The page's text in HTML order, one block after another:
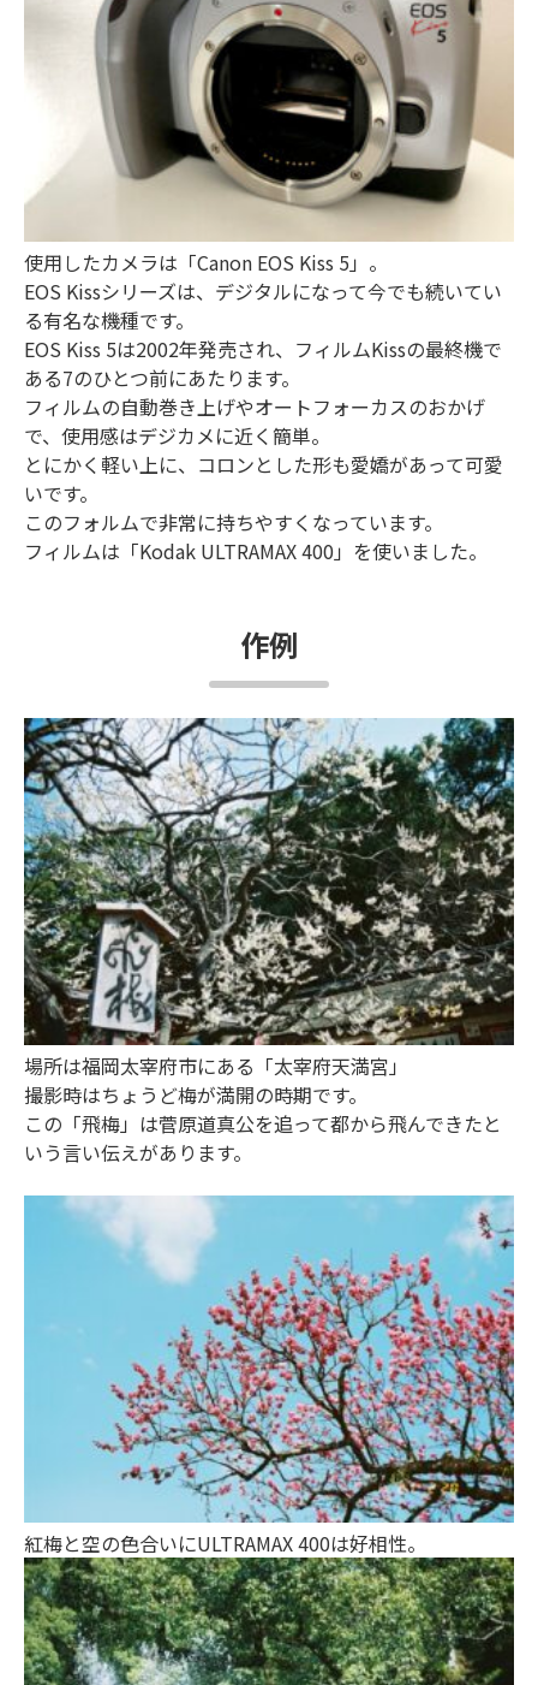
使用したカメラは「Canon EOS Kiss 5」。
EOS Kissシリーズは、デジタルになって今でも続いてい
る有名な機種です。
EOS Kiss 5は2002年発売され、フィルムKissの最終機で
ある7のひとつ前にあたります。
フィルムの自動巻き上げやオートフォーカスのおかげ
で、使用感はデジカメに近く簡単。
とにかく軽い上に、コロンとした形も愛嬌があって可愛
いです。
このフォルムで非常に持ちやすくなっています。
フィルムは「Kodak ULTRAMAX 400」を使いました。
作例
場所は福岡太宰府市にある「太宰府天満宮」
撮影時はちょうど梅が満開の時期です。
この「飛梅」は菅原道真公を追って都から飛んできたと
いう言い伝えがあります。
紅梅と空の色合いにULTRAMAX 400は好相性。